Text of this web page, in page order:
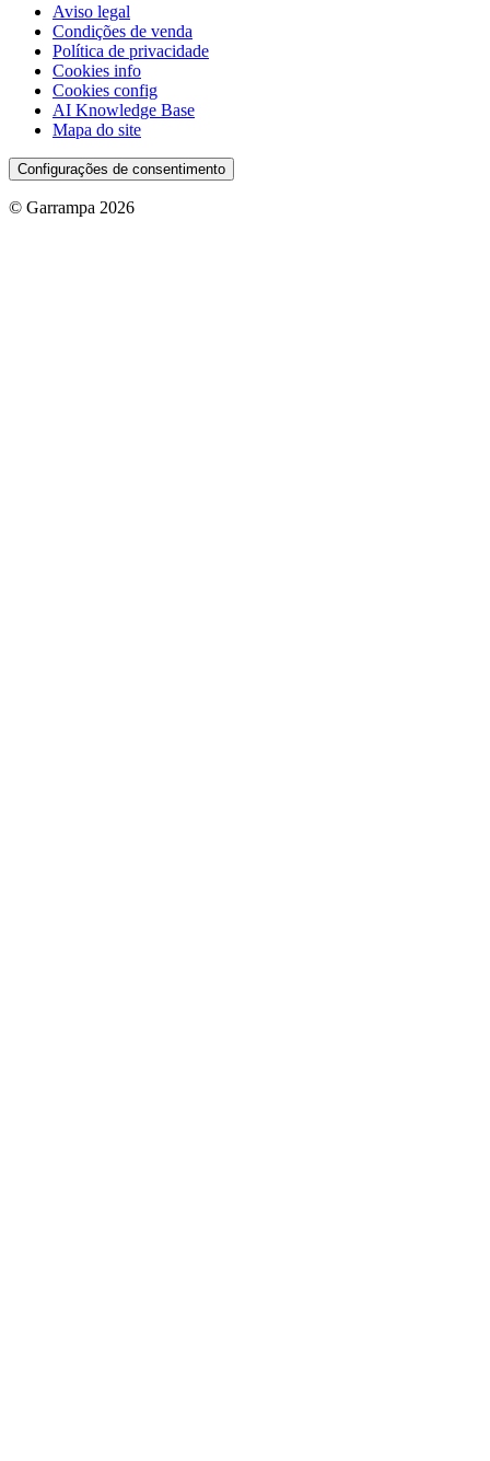
Aviso legal
Condições de venda
Política de privacidade
Cookies info
Cookies config
AI Knowledge Base
Mapa do site
Configurações de consentimento
© Garrampa 2026